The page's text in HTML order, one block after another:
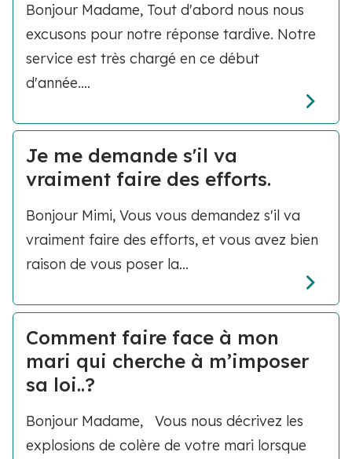
Bonjour Madame, Tout d'abord nous nous
excusons pour notre réponse tardive. Notre
service est très chargé en ce début
d'année....
Je me demande s'il va
vraiment faire des efforts.
Bonjour Mimi, Vous vous demandez s'il va
vraiment faire des efforts, et vous avez bien
raison de vous poser la...
Comment faire face à mon
mari qui cherche à m’imposer
sa loi..?
Bonjour Madame, Vous nous décrivez les
explosions de colère de votre mari lorsque